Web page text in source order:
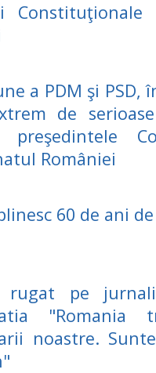
a PDM şi PSD,
de
preşedintele
României
60 de ani
rugat pe
"Romania
noastre.